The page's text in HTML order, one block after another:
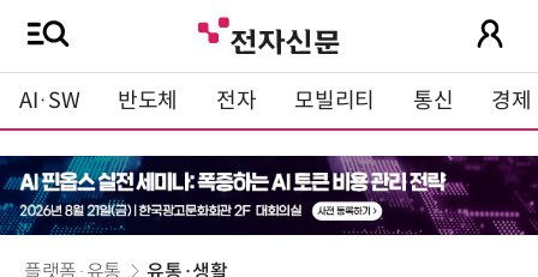
AI·SW 반도체 전자 모빌리티 통신 경제
플랫폼·유통 유통·생활